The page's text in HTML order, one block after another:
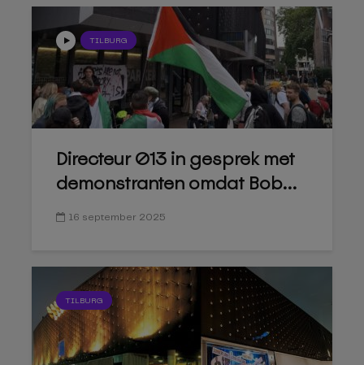
TILBURG
Directeur 013 in gesprek met
demonstranten omdat Bob...
16 september 2025
TILBURG